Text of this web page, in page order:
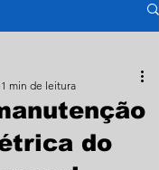
do
1 min de leitura